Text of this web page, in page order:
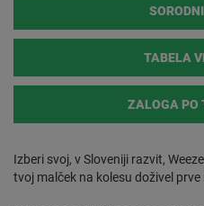
TABELA
ZALOGA PO
Izberi svoj, v Sloveniji razvit,
tvoj malček na kolesu doživel